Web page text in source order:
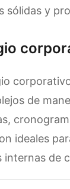
sólidas y
de
ideales
internas de